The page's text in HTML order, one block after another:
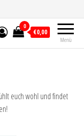
Menü
0
€0,00
euch wohl und findet